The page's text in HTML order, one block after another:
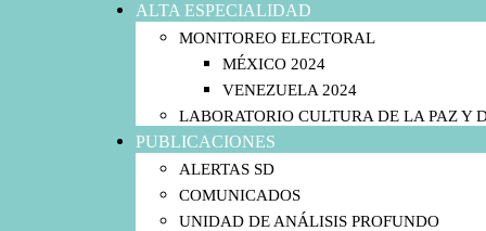
ALTA ESPECIALIDAD
MONITOREO ELECTORAL
MÉXICO 2024
VENEZUELA 2024
LABORATORIO CULTURA DE LA PAZ Y
PUBLICACIONES
ALERTAS SD
COMUNICADOS
UNIDAD DE ANÁLISIS PROFUNDO